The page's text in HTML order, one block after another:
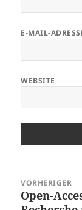
E-MAIL-
WEBSITE
VORHERIGER
Vorheriger
Open-